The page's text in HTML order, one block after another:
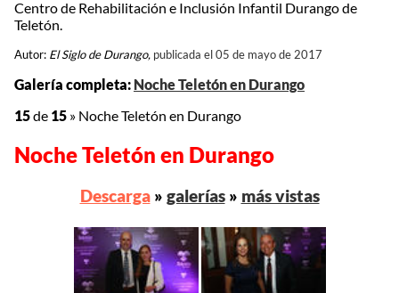
Centro de Rehabilitación e Inclusión Infantil Durango de
Teletón.
Autor: El Siglo de Durango, publicada el 05 de mayo de 2017
Galería completa: Noche Teletón en Durango
15de 15 » Noche Teletón en Durango
Noche Teletón en Durango
Descarga» galerías» más vistas